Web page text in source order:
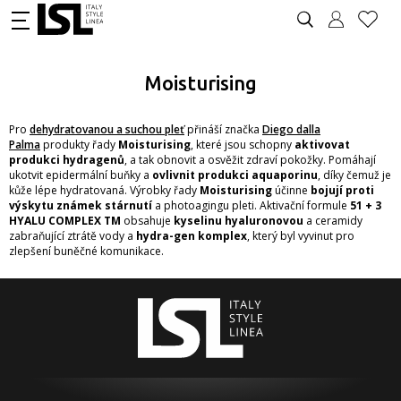
Moisturising
Pro dehydratovanou a suchou pleťpřináší značka Diego dalla
Palmaprodukty řady Moisturising, které jsou schopny aktivovat
produkci hydragenů, a tak obnovit a osvěžit zdraví pokožky. Pomáhají
ukotvit epidermální buňky a ovlivnit produkci aquaporinu, díky čemuž je
kůže lépe hydratovaná. Výrobky řady Moisturisingúčinne bojují proti
výskytu známek stárnutí a photoagingu pleti. Aktivační formule 51 + 3
HYALU COMPLEX TM obsahuje kyselinu hyaluronovou a ceramidy
zabraňující ztrátě vody a hydra-gen komplex, který byl vyvinut pro
zlepšení buněčné komunikace.